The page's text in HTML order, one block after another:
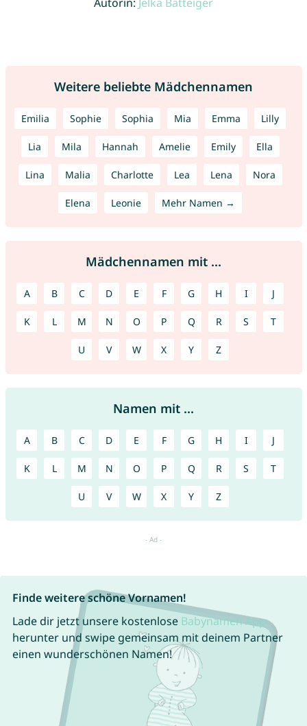
Weitere beliebte Mädchennamen
Emilia Sophie Sophia Mia Emma Lilly
Lia Mila Hannah Amelie Emily Ella
Lina Malia Charlotte Lea Lena Nora
Elena Leonie Mehr Namen →
Mädchennamen mit ...
A B C D E F G H I J
K L M N O P Q R S T
U V W X Y Z
Namen mit ...
A B C D E F G H I J
K L M N O P Q R S T
U V W X Y Z
Finde weitere schöne Vornamen!
Lade dir jetzt unsere kostenlose Babynamen App
herunter und swipe gemeinsam mit deinem Partner
einen wunderschönen Namen!